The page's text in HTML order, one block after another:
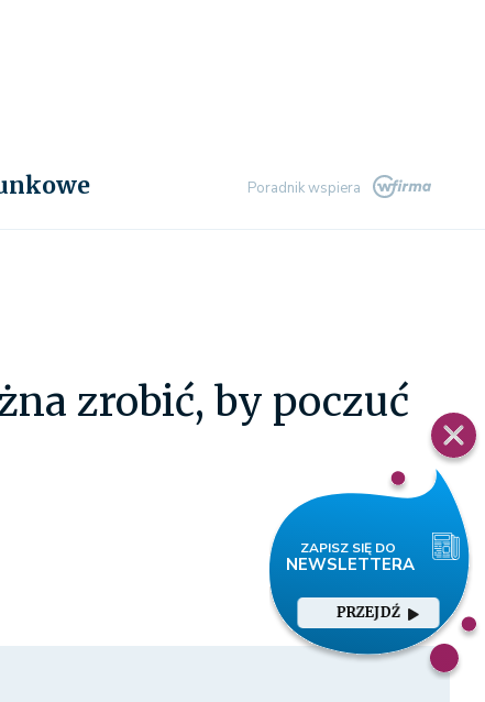
Poradnik wspiera
PRZEJDŹ
zrobić, by poczuć